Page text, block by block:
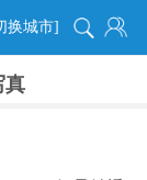
换城市]
真